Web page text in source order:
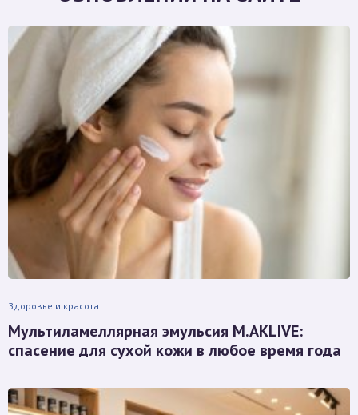
Здоровье и красота
Мультиламеллярная эмульсия M.AKLIVE:
спасение для сухой кожи в любое время года